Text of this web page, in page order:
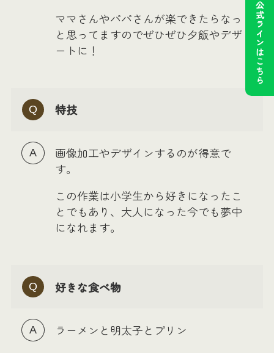
ママさんやパパさんが楽できたらなっ
と思ってますのでぜひぜひ夕飯やデザ
ートに！
特技
画像加工やデザインするのが得意で
す。
この作業は小学生から好きになったこ
とでもあり、大人になった今でも夢中
になれます。
好きな食べ物
ラーメンと明太子とプリン
公式ラインはこちら